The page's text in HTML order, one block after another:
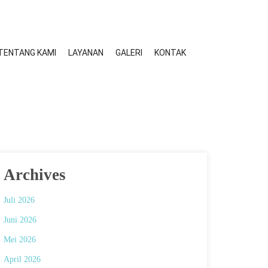
KAMI LAYANAN GALERI KONTAK
Archives
Juli 2026
Juni 2026
Mei 2026
April 2026